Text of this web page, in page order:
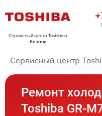
Сервисный центр Toshibaв
Казани
Сервисный центр
Ремонт
Toshiba GR-